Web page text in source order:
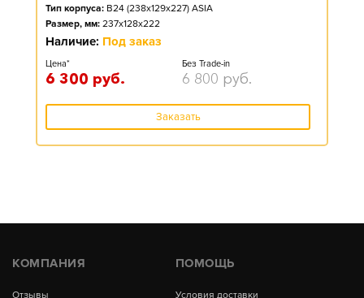
Тип корпуса: B24 (238x129x227) ASIA
Размер, мм: 237x128x222
Наличие: Под заказ
Цена*
6 300 руб.
Без Trade-in
6 800 руб.
Заказать
КОМПАНИЯ
Отзывы
ПОМОЩЬ
Условия доставки